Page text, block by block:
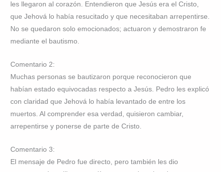
les llegaron al corazón. Entendieron que Jesús era el Cristo,
que Jehová lo había resucitado y que necesitaban arrepentirse.
No se quedaron solo emocionados; actuaron y demostraron fe
mediante el bautismo.
Comentario 2:
Muchas personas se bautizaron porque reconocieron que
habían estado equivocadas respecto a Jesús. Pedro les explicó
con claridad que Jehová lo había levantado de entre los
muertos. Al comprender esa verdad, quisieron cambiar,
arrepentirse y ponerse de parte de Cristo.
Comentario 3:
El mensaje de Pedro fue directo, pero también les dio